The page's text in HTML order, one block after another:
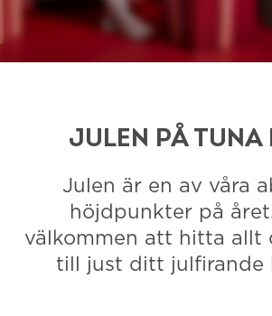
JULEN PÅ TUNA
Julen är en av våra
höjdpunkter på
välkommen att hitta allt
till just ditt julfirande